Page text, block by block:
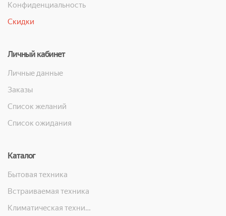
Конфиденциальность
Скидки
Личный кабинет
Личные данные
Заказы
Список желаний
Список ожидания
Каталог
Бытовая техника
Встраиваемая техника
Климатическая техника